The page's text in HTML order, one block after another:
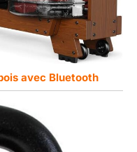
avec Bluetooth